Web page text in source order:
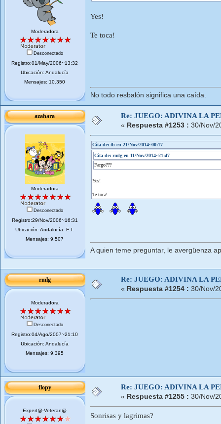
Moderadora
Desconectado
Registro:01/May/2006~13:32
Ubicación: Andalucía
Mensajes: 10.350
Yes!
Te toca!
No todo resbalón significa una caída.
azahara
Moderadora
Desconectado
Registro:29/Nov/2006~16:31
Ubicación: Andalucí­a. E.I.
Mensajes: 9.507
Re: JUEGO: ADIVINA LA
« Respuesta #1253 : 30/Nov/
Cita de: tb en 21/Nov/2014~00:17
Cita de: rmlg en 11/Nov/2014~21:47
Fargo???
Yes!
Te toca!
A quien teme preguntar, le avergüenza
rmlg
Moderadora
Desconectado
Registro:04/Ago/2007~21:10
Ubicación: Andalucía
Mensajes: 9.395
Re: JUEGO: ADIVINA LA
« Respuesta #1254 : 30/Nov/
flopy
Expert@-Veteran@
Re: JUEGO: ADIVINA LA
« Respuesta #1255 : 30/Nov/
Sonrisas y lagrimas?